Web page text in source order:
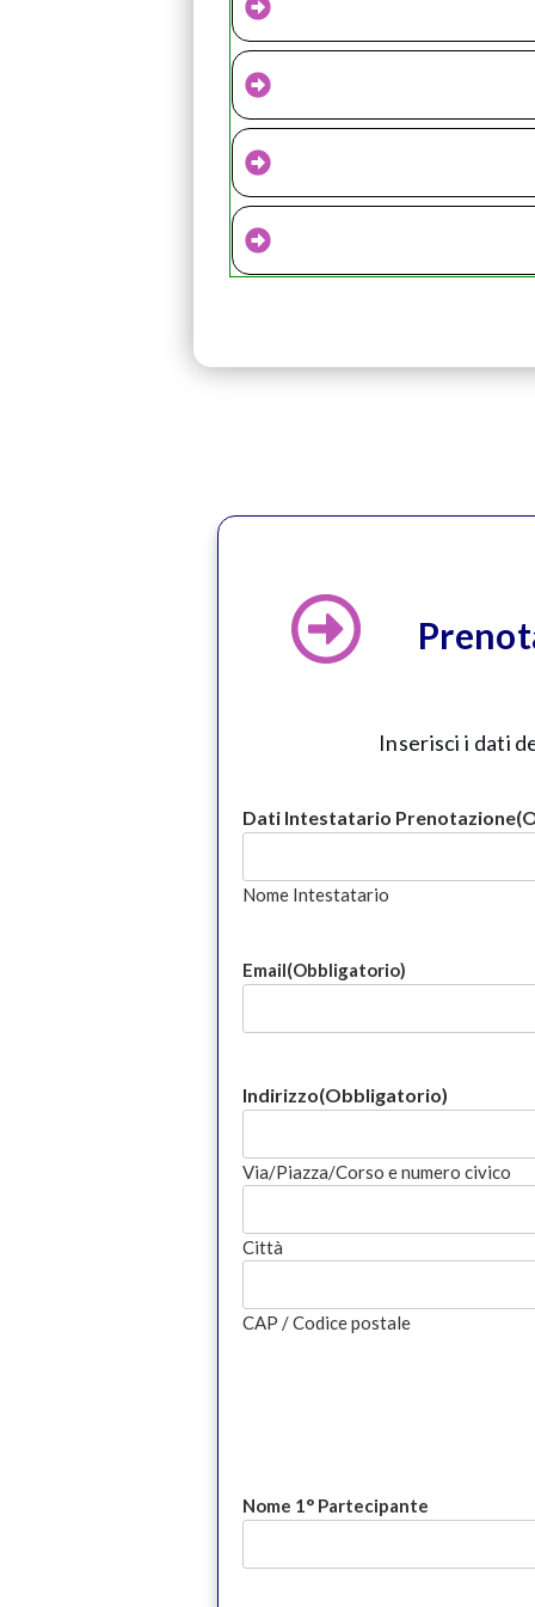
Inserisci i dati
Dati Intestatario Prenotazione
Nome Intestatario
Email(Obbligatorio)
Indirizzo(Obbligatorio)
Via/Piazza/Corso e numero civico
Città
CAP / Codice postale
Nome 1° Partecipante